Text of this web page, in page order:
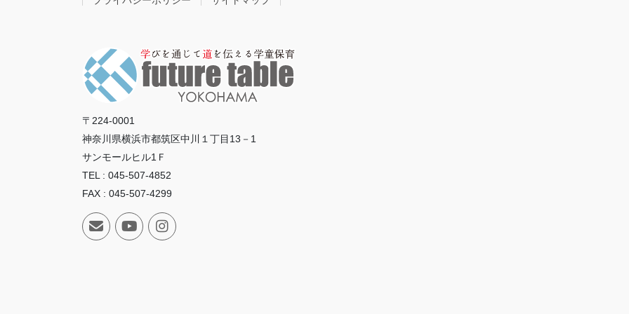
〒224-0001
神奈川県横浜市都筑区中川１丁目13－1
サンモールヒル1Ｆ
TEL : 045-507-4852
FAX : 045-507-4299